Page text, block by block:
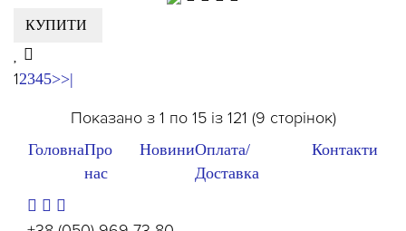
КУПИТИ
12345>>|
Показано з 1 по 15 із 121 (9 сторінок)
ГоловнаПро
нас
НовиниОплата/
Доставка
Контакти